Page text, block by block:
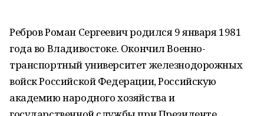
Ребров Роман Сергеевич родился 9 января 1981
года во Владивостоке. Окончил Военно-
транспортный университет железнодорожных
войск Российской Федерации, Российскую
академию народного хозяйства и